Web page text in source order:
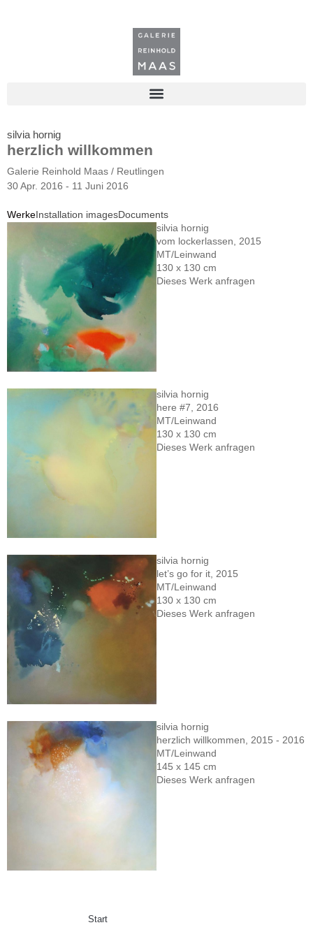
silvia hornig
herzlich willkommen
Galerie Reinhold Maas / Reutlingen
30 Apr. 2016 - 11 Juni 2016
WerkeInstallation imagesDocuments
silvia hornig
vom lockerlassen, 2015
MT/Leinwand
130 x 130 cm
Dieses Werk anfragen
silvia hornig
here #7, 2016
MT/Leinwand
130 x 130 cm
Dieses Werk anfragen
silvia hornig
let’s go for it, 2015
MT/Leinwand
130 x 130 cm
Dieses Werk anfragen
silvia hornig
herzlich willkommen, 2015 - 2016
MT/Leinwand
145 x 145 cm
Dieses Werk anfragen
Start